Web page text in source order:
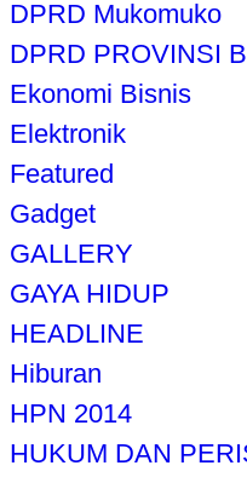
DPRD Mukomuko
DPRD PROVINSI
Ekonomi Bisnis
Elektronik
Featured
Gadget
GALLERY
GAYA HIDUP
HEADLINE
Hiburan
HPN 2014
HUKUM DAN